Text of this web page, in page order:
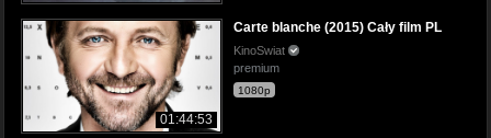
01:44:53
Carte blanche (2015) Cały film PL
KinoSwiat
premium
1080p